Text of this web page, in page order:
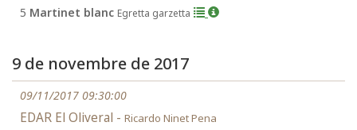
5 Martinet blanc Egretta garzetta
9 de novembre de 2017
09/11/2017 09:30:00
EDAR El Oliveral - Ricardo Ninet Pena